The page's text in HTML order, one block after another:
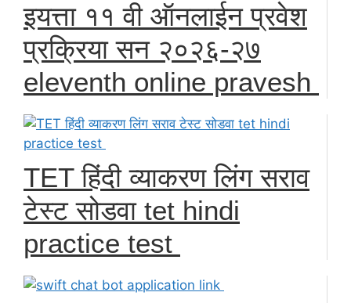
इयत्ता ११ वी ऑनलाईन प्रवेश
प्रक्रिया सन २०२६-२७
eleventh online pravesh
TET हिंदी व्याकरण लिंग सराव
टेस्ट सोडवा tet hindi
practice test